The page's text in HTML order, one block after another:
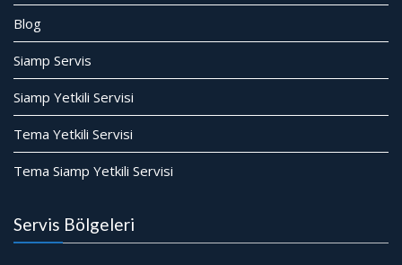
Blog
Siamp Servis
Siamp Yetkili Servisi
Tema Yetkili Servisi
Tema Siamp Yetkili Servisi
Servis Bölgeleri